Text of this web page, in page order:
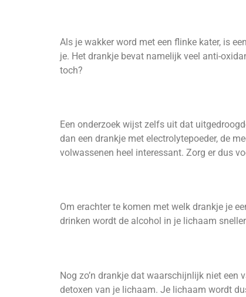
Als je wakker word met een flinke kater, is
je. Het drankje bevat namelijk veel anti-
toch?
Een onderzoek wijst zelfs uit dat
dan een drankje met electrolytepoeder, de
volwassenen heel interessant. Zorg er dus
Om erachter te komen met welk drankje je
drinken wordt de alcohol in je lichaam
Nog zo’n drankje dat waarschijnlijk niet
detoxen van je lichaam. Je lichaam wordt